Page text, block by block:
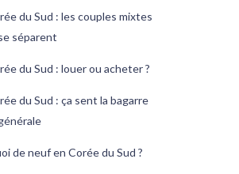
du Sud : les couples mixtes
séparent
du Sud : louer ou acheter ?
du Sud : ça sent la bagarre
de neuf en Corée du Sud ?